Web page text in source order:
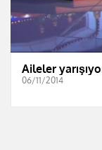
Aileler
06/11/2014